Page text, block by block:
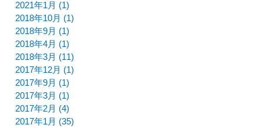
2021年1月 (1)
2018年10月 (1)
2018年9月 (1)
2018年4月 (1)
2018年3月 (11)
2017年12月 (1)
2017年9月 (1)
2017年3月 (1)
2017年2月 (4)
2017年1月 (35)